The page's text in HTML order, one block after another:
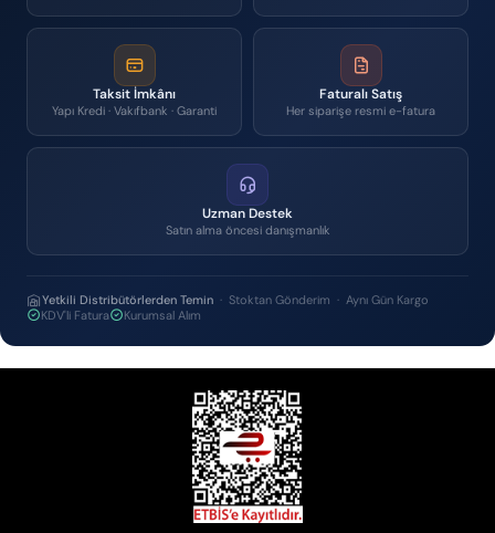
Taksit İmkânı
Yapı Kredi · Vakıfbank · Garanti
Faturalı Satış
Her siparişe resmi e-fatura
Uzman Destek
Satın alma öncesi danışmanlık
Yetkili Distribütörlerden Temin · Stoktan Gönderim · Aynı Gün Kargo
KDV'li Fatura
Kurumsal Alım